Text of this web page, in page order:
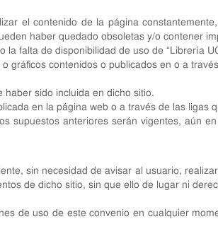
el contenido de la página
haber quedado obsoletas y/o contener
la falta de disponibilidad de uso de “Librería
gráficos contenidos o publicados en o a
sido incluida en dicho sitio.
en la página web o a través de las ligas
supuestos anteriores serán vigentes, aún
sin necesidad de avisar al usuario,
de dicho sitio, sin que ello de lugar ni
de uso de este convenio en cualquier